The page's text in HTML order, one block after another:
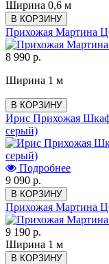
Ширина 0,6 м
В КОРЗИНУ
Прихожая Мартина
8 990 р.
Ширина 1 м
В КОРЗИНУ
Ирис Прихожая
серый)
Подробнее
9 090 р.
В КОРЗИНУ
Прихожая Мартина
9 190 р.
Ширина 1 м
В КОРЗИНУ